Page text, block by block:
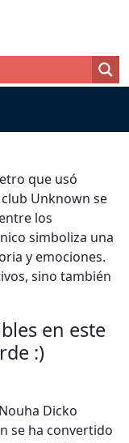
que usó
Unknown se
los
simboliza una
y emociones.
sino también
en este
:)
Dicko
se ha convertido